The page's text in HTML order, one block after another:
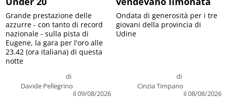
di
Davide Pellegrino
il 09/08/2026
Grande prestazione delle
azzurre - con tanto di record
nazionale - sulla pista di
Eugene, la gara per l'oro alle
23.42 (ora italiana) di questa
notte
di
Cinzia Timpano
il 08/08/2026
Ondata di generosità per i tre
giovani della provincia di
Udine